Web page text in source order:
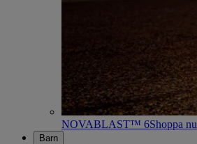
NOVABLAST™ 6Shoppa nu
Barn